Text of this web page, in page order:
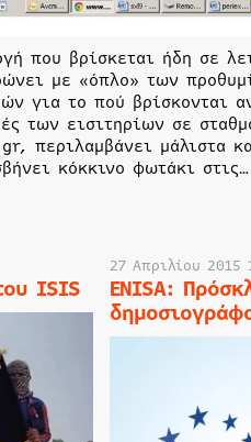
που βρίσκεται ήδη σε
με «όπλο» των
για το πού βρίσκονται
των εισιτηρίων σε
περιλαμβάνει μάλιστα
κόκκινο φωτάκι στις…
ISIS
27 Απριλίου 2015
ENISA: